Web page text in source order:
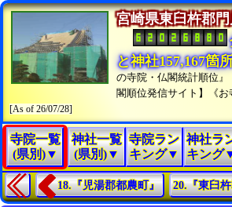
宮崎県東臼杵郡
と神社157,167箇
の寺院・仏閣統計順位
閣順位発信サイト】《
[As of 26/07/28]
寺院一覧
(県別)▼
神社一覧
(県別)▼
寺院ラン
キング▼
神社ラ
キング
18.『児湯郡都農町』 20.『東臼